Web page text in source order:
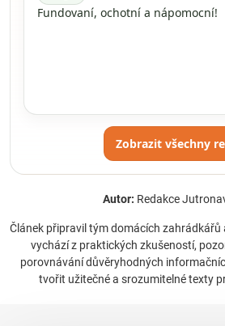
Fundovaní, ochotní a nápomocní!
Zobrazit všechny
Autor: Redakce
Článek připravil tým domácích zahrádkářů
vychází z praktických zkušeností,
porovnávání důvěryhodných
tvořit užitečné a srozumitelné texty